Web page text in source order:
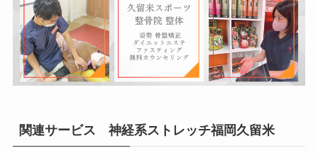
関連サービス 神経系ストレッチ福岡久留米